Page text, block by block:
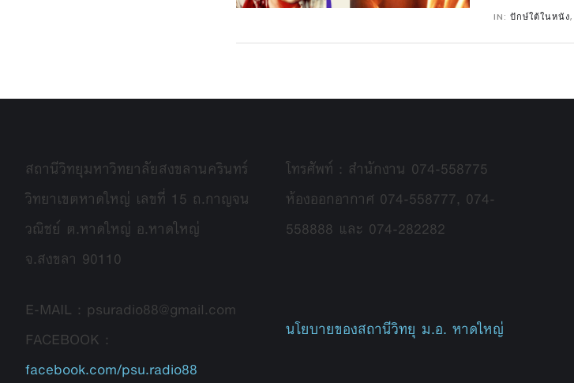
IN: ปักษ์ใต้ในหนัง,
สถานีวิทยุมหาวิทยาลัยสงขลานครินทร์
วิทยาเขตหาดใหญ่ เลขที่ 15 ถ.กาญจน
วณิชย์ ต.หาดใหญ่ อ.หาดใหญ่
จ.สงขลา 90110
E-MAIL : psuradio88@gmail.com
FACEBOOK :
facebook.com/psu.radio88
โทรศัพท์ : สำนักงาน 074-558775
ห้องออกอากาศ 074-558777, 074-
558888 และ 074-282282
นโยบายของสถานีวิทยุ ม.อ. หาดใหญ่